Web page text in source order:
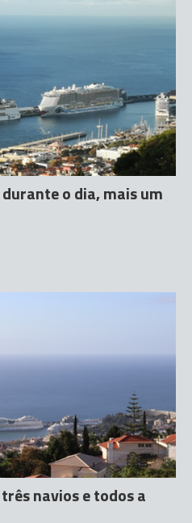
o dia, mais um
navios e todos a